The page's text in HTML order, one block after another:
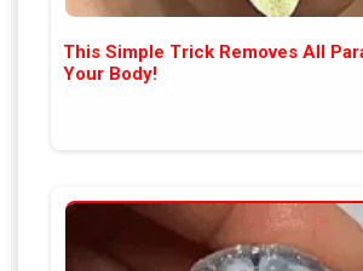
This Simple Trick Removes All
Your Body!